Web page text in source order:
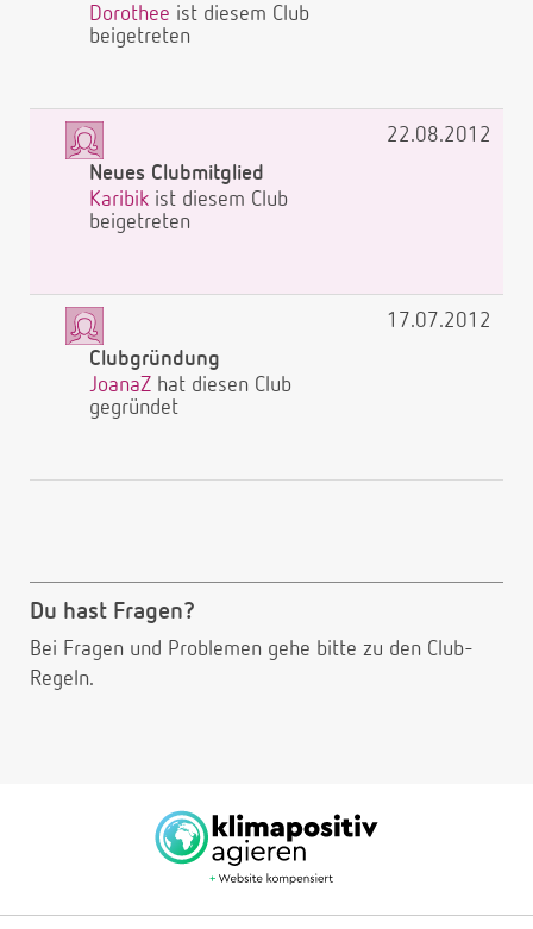
Dorothee ist diesem Club
beigetreten
Neues Clubmitglied
Karibik ist diesem Club
beigetreten
22.08.2012
Clubgründung
JoanaZ hat diesen Club
gegründet
17.07.2012
Du hast Fragen?
Bei Fragen und Problemen gehe bitte zu den Club-
Regeln.